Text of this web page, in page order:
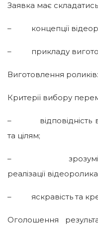
Заявка має складатись
– концепції
– прикладу
Виготовлення
Критерії вибору
– відповідність
та цілям;
– зрозумілість
реалізації
– яскравість та
Оголошення